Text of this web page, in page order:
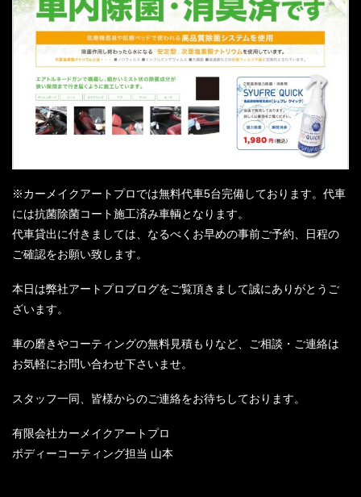
※カーメイクアートプロでは無料代車5台完備しております。代車
には抗菌除菌コート施工済み車輌となります。
代車貸出に付きましては、なるべくお早めの事前ご予約、日程の
ご確認をお願い致します。
本日は弊社アートプロブログをご覧頂きまして誠にありがとうご
ざいます。
車の磨きやコーティングの無料見積もりなど、ご相談・ご連絡は
お気軽にお問い合わせ下さいませ。
スタッフ一同、皆様からのご連絡をお待ちしております。
有限会社カーメイクアートプロ
ボディーコーティング担当 山本